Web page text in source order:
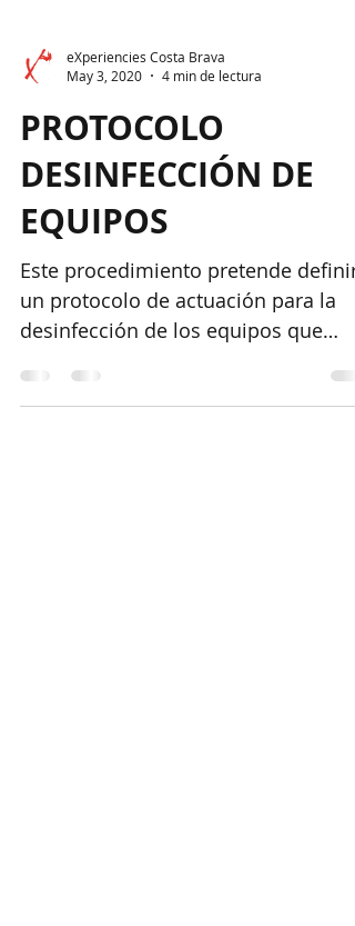
eXperiencies Costa Brava
PROTOCOLO
DESINFECCIÓN DE
EQUIPOS
Este procedimiento pretende definir
un protocolo de actuación para la
desinfección de los equipos que